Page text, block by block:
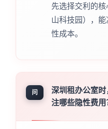
先选择交利的
山科技园），
性成本。
问
深圳租办公室
注哪些隐性费用